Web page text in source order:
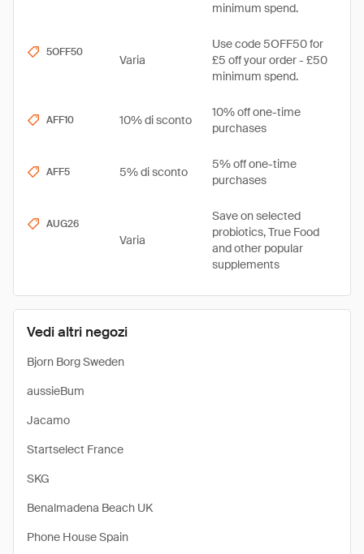
Vedi altri negozi
Bjorn Borg Sweden
aussieBum
Jacamo
Startselect France
SKG
Benalmadena Beach UK
Phone House Spain
minimum spend.
5OFF50
Varia
Use code 5OFF50 for
£5 off your order - £50
minimum spend.
AFF10 10% di sconto
10% off one-time
purchases
AFF5 5% di sconto
5% off one-time
purchases
AUG26
Varia
Save on selected
probiotics, True Food
and other popular
supplements